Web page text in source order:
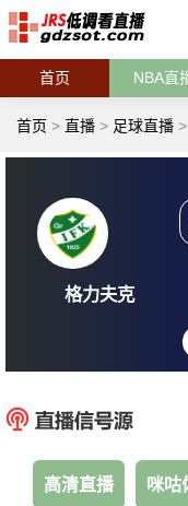
首页 NBA直
首页 > 直播 > 足球直播 >
高清直播 咪咕